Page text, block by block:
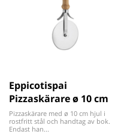
Eppicotispai
Pizzaskärare ø 10 cm
Pizzaskärare med ø 10 cm hjul i
rostfritt stål och handtag av bok.
Endast han...